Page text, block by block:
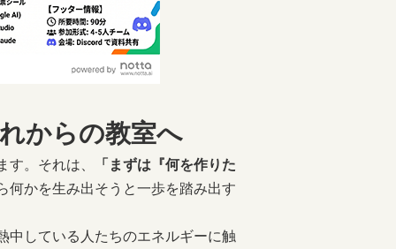
からの教室へ
。それは、
「まずは『何を作りた
何かを生み出そうと一歩を踏み出す
中している人たちのエネルギーに触